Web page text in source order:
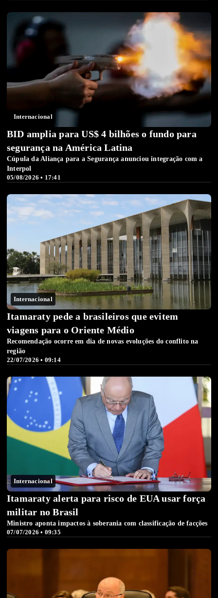
Internacional
05/08/2026 • 17:41
BID amplia para US$ 4 bilhões o fundo para
segurança na América Latina
Cúpula da Aliança para a Segurança anunciou integração com a
Interpol
Internacional
22/07/2026 • 09:14
Itamaraty pede a brasileiros que evitem
viagens para o Oriente Médio
Recomendação ocorre em dia de novas evoluções do conflito na
região
Internacional
07/07/2026 • 09:35
Itamaraty alerta para risco de EUA usar força
militar no Brasil
Ministro aponta impactos à soberania com classificação de facções